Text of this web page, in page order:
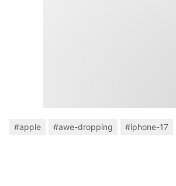
#apple #awe-dropping #iphone-17